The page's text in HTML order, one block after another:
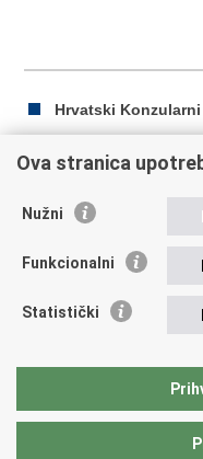
Hrvatski
Ispiši
Podijeli
Facebooku
Twitteru
Republika
Trg N.Š. Zrinskog 7-8,
fax: +385 (0)1 4551 795,
Ova stranica
Nužni
Funkcionalni
Statistički